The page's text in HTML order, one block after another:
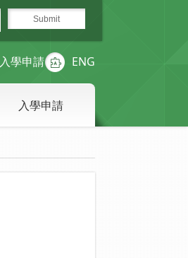
入學申請 ENG
入學申請